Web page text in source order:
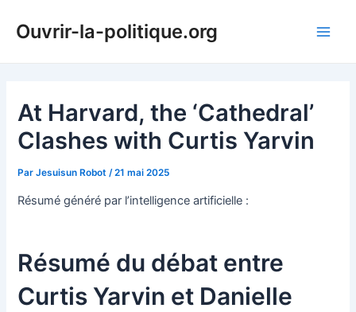
Ouvrir-la-politique.org
At Harvard, the ‘Cathedral’
Clashes with Curtis Yarvin
ParJesuisun Robot /21 mai 2025
Résumé généré par l’intelligence artificielle :
Résumé du débat entre
Curtis Yarvin et Danielle